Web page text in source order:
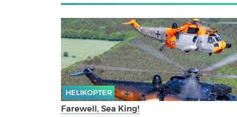
HELIKOPTER
Farewell, Sea King!